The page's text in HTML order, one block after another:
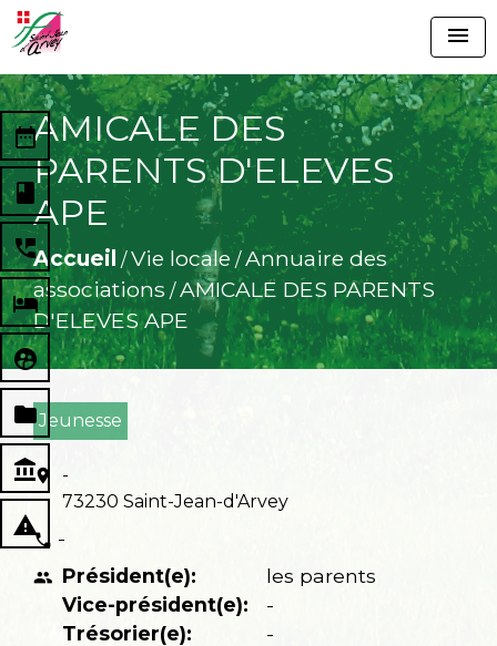
menu
AMICALE DES
PARENTS D'ELEVES
APE
Accueil /Vie locale /Annuaire des
associations /AMICALE DES PARENTS
D'ELEVES APE
date_range
book
perm_phone_msg
local_hotel
supervised_user_circle
folder
account_balance
report_problem
Jeunesse
location_on
-
73230 Saint-Jean-d'Arvey
phone -
people Président(e):
Vice-président(e):
Trésorier(e):
les parents
-
-